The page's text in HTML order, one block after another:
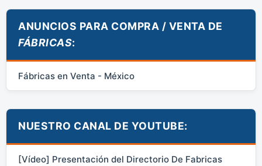
ANUNCIOS PARA COMPRA / VENTA DE
FÁBRICAS:
Fábricas en Venta - México
NUESTRO CANAL DE YOUTUBE:
[Vídeo] Presentación del Directorio De Fabricas